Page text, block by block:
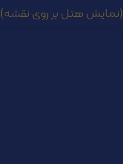
(نمایش هتل بر روی نقشه)